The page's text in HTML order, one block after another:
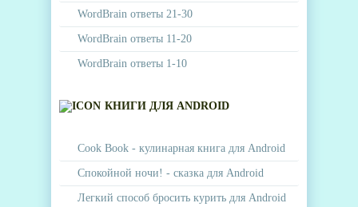
WordBrain ответы 21-30
WordBrain ответы 11-20
WordBrain ответы 1-10
КНИГИ ДЛЯ ANDROID
Cook Book - кулинарная книга для Android
Спокойной ночи! - сказка для Android
Легкий способ бросить курить для Android